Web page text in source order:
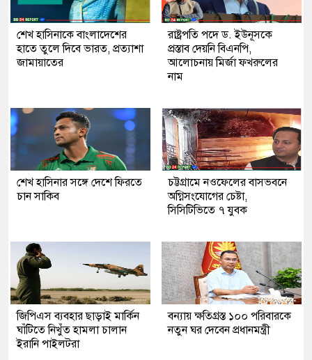
শেখ হাসিনাকে বাংলাদেশের
হাতে তুলে দিবে ভারত, প্রত্যাশা
জামায়াতের
রাষ্ট্রপতি পদে ড. ইউনূসকে
প্রস্তাব দেয়নি বিএনপি,
আলোচনায় মির্জা ফখরুলের
নাম
শেখ হাসিনার সঙ্গে দেশে ফিরতে
চান সাকিব
চট্টগ্রামে নওফেলের বাসভবনে
অগ্নিসংযোগের চেষ্টা,
সিসিটিভিতে ৭ যুবক
জিপিএস ব্যবহার ছাড়াই মার্কিন
ঘাঁটিতে নিখুঁত হামলা চালান
ইরানি পাইলটরা
বন্যায় ক্ষতিগ্রস্ত ১০০ পরিবারকে
নতুন ঘর দেবেন প্রধানমন্ত্রী